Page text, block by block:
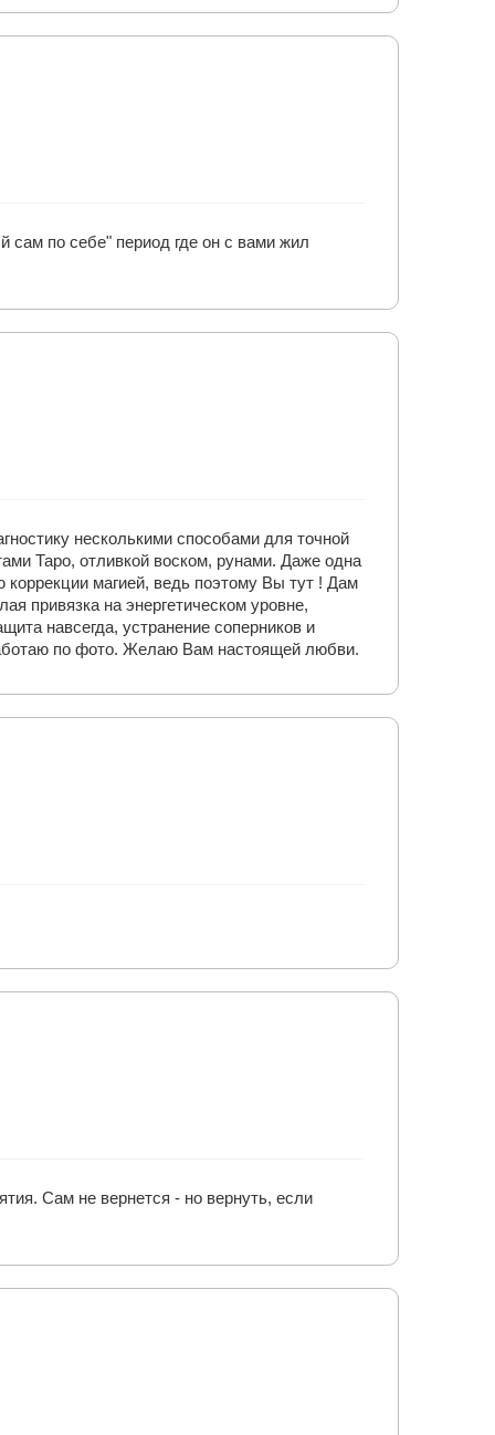
сам по себе" период где он с вами жил
несколькими способами для точной
Таро, отливкой воском, рунами. Даже одна
магией, ведь поэтому Вы тут ! Дам
привязка на энергетическом уровне,
навсегда, устранение соперников и
по фото. Желаю Вам настоящей любви.
Сам не вернется - но вернуть, если